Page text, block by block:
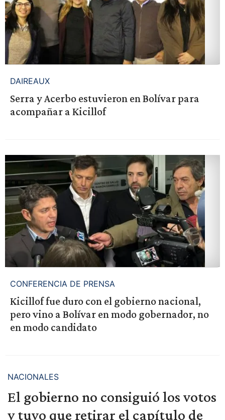
DAIREAUX
Serra y Acerbo estuvieron en Bolívar para
acompañar a Kicillof
CONFERENCIA DE PRENSA
Kicillof fue duro con el gobierno nacional,
pero vino a Bolívar en modo gobernador, no
en modo candidato
NACIONALES
El gobierno no consiguió los votos
y tuvo que retirar el capítulo de